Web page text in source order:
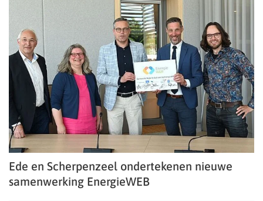
Ede en Scherpenzeel ondertekenen nieuwe
samenwerking EnergieWEB